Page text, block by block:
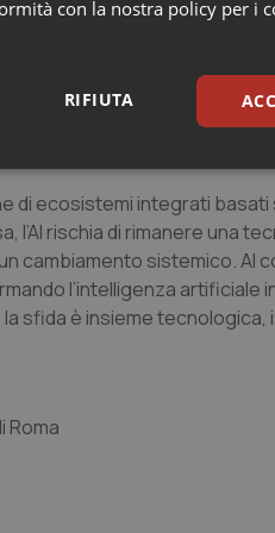
un’illusione di precisione,
addestrati su dati non
L’EHDS rappresenta
operative, capacità locali di
responsabilità.
di ecosistemi integrati basati
rischia di rimanere una
cambiamento sistemico. Al
l’intelligenza artificiale
sfida è insieme tecnologica,
Roma
con la nostra policy per i
RIFIUTA